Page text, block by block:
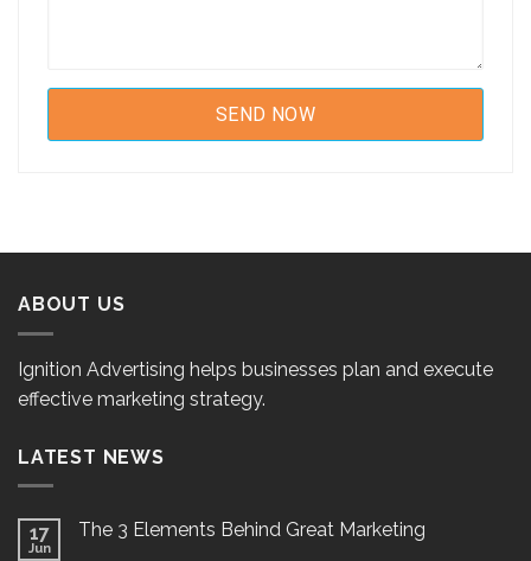
ABOUT US
Ignition Advertising helps businesses plan and execute
effective marketing strategy.
LATEST NEWS
17
Jun
The 3 Elements Behind Great Marketing